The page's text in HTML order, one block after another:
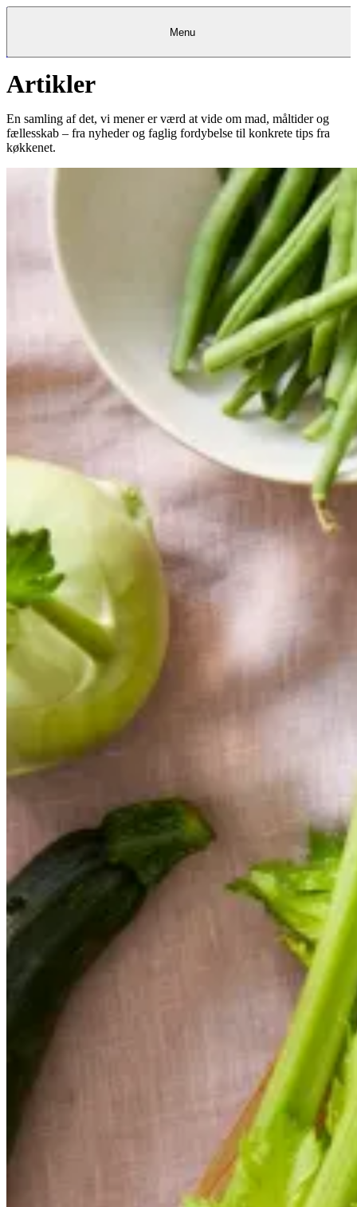
Kantine
Frokostordning
MadkurserMadkurser&&TeambuildingTeambuilding
& Teambuilding
Opskrifter
Restauranter
Bagerier
DetailDetail Detail
ProjekterProjekter&& rådgivningrådgivningProjekter &
rådgivning
Køb Køb
Kundeservice
Log indMit Meyers
Menu
Artikler
En samling af det, vi mener er værd at vide om mad, måltider og
fællesskab – fra nyheder og faglig fordybelse til konkrete tips fra
køkkenet.